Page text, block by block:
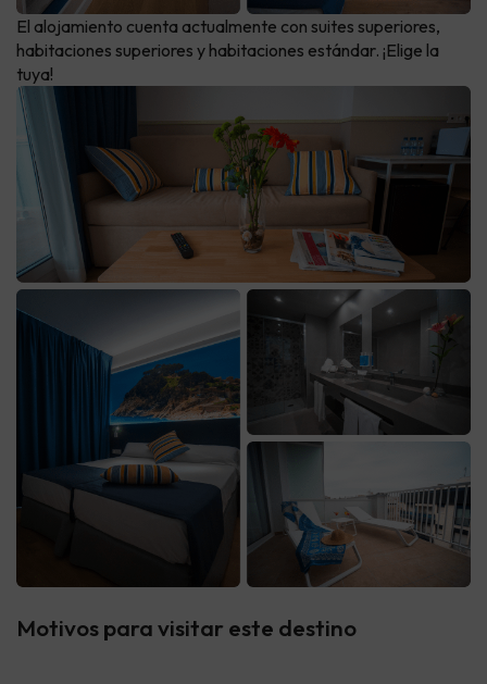
El alojamiento cuenta actualmente con suites superiores,
habitaciones superiores y habitaciones estándar. ¡Elige la
tuya!
Motivos para visitar este destino